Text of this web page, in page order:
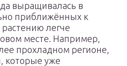
выращивалась в
приближённых к
легче
месте. Например,
прохладном регионе,
которые уже